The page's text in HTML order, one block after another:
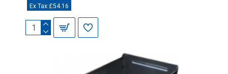
Ex Tax:£54.16